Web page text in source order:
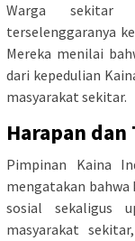
Warga sekitar
terselenggaranya
Mereka menilai
dari kepedulian
masyarakat sekitar.
Harapan dan
Pimpinan Kaina
mengatakan
sosial sekaligus
masyarakat